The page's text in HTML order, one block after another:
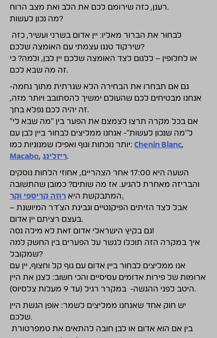
רענן, כזה שירומם לכם את הלב ואת מצב הרוח.
מה נכון לעשות?
שירקוד טנגו עצמתי עם האומצה שלכם?
או לחלופין – ללגום לצד האומצה שלכם יין לבן, ולמה? כי
זה מה שבא לכם.
גם אם תבחרו את הבחירה הלא שגרתית מתוך גחמה-
אנחנו מבטיחים לכם שהעולם ימשיך להסתובב ויותר מזה,
זה יהיה לכם נפלא בחך.
אם בכל מקרה תרצו לצמצם את הפער בין "מה שבא לי"
ל"מה שנכון לעשות"- אנחנו ממליצים לבחור ביין לבן עם
יותר נוכחות וגוף ואפילו שמנוניות כמו:Chenin Blanc,
Macabo,ריזלינג.
השעה היא 17:00 אחר הצהריים, אחוזי הלחות נוסקים
והבריזה מאחרת להגיע. אז מה שותים? כמובן שהתשובה
המתבקשת היארוזה קריספי וקר.
אבל לצד הזיתים הפיקנטיים וגבינת הצ'דר המיושנת –
בעצם רציתם יין אדום.
גם בקיץ הישראלי אדום זאת לא מילה גסה!
איך במקרה הזה תוכלו לגשר על הפערים בין החשק למה
שמקובל?
אנו ממליצים לבחור ביין אדום עם גוף קל וחצוף, יין עם
ארומות של פירות אדומים עסיסיים והכי חשוב: לצנן את היין
היטב לפני ההגשה- במקרר רגיל (עד 9 מעלות צלסיוס).
יש חוק אחד שאנחנו ממליצים לשמר: אופן הגשת היין
שלכם.
בין אם הוא אדום או לבן חובה להתאים את טמפרטורת